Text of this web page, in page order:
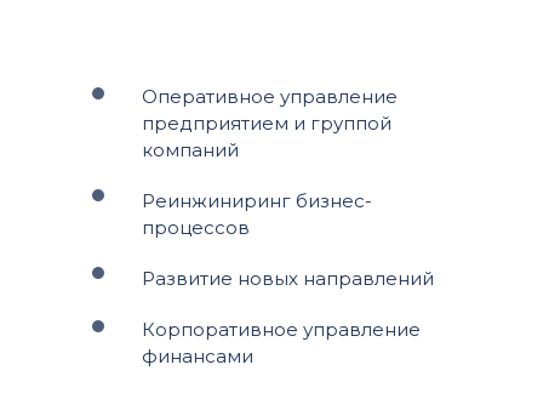
Оперативное управление
предприятием и группой
компаний
Реинжиниринг бизнес-
процессов
Развитие новых направлений
Корпоративное управление
финансами